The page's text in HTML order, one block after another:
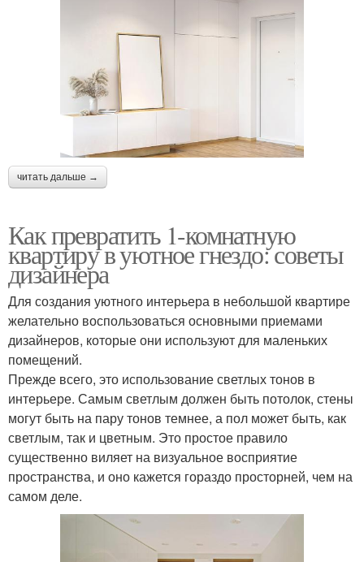
читать дальше →
Как превратить 1-комнатную
квартиру в уютное гнездо: советы
дизайнера
Для создания уютного интерьера в небольшой квартире
желательно воспользоваться основными приемами
дизайнеров, которые они используют для маленьких
помещений.
Прежде всего, это использование светлых тонов в
интерьере. Самым светлым должен быть потолок, стены
могут быть на пару тонов темнее, а пол может быть, как
светлым, так и цветным. Это простое правило
существенно виляет на визуальное восприятие
пространства, и оно кажется гораздо просторней, чем на
самом деле.